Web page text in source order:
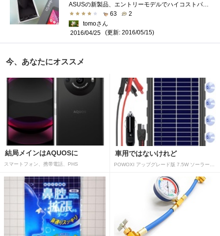
ASUSの新製品、エントリーモデルでハイコストパフォーマンス、手軽に使用することができる話題のSIMフリースマホZenfoneGO（ZB551KL-BK16）です。OSに�...
63
2
tomoさん
2016/04/25
(更新: 2016/05/15)
今、あなたにオススメ
結局メインはAQUOSに
スマートフォン、携帯電話、PHS
車用ではないけれど